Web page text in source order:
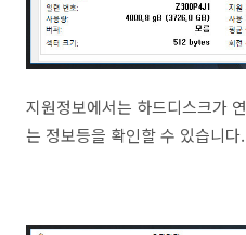
지원정보에서는 하드디스크가
는 정보등을 확인할 수 있습니다.